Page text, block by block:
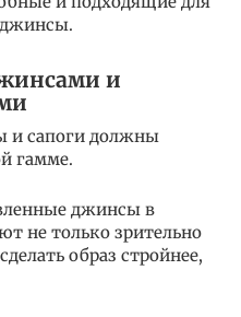
и
и сапоги должны
гамме.
джинсы в
не только зрительно
образ стройнее,